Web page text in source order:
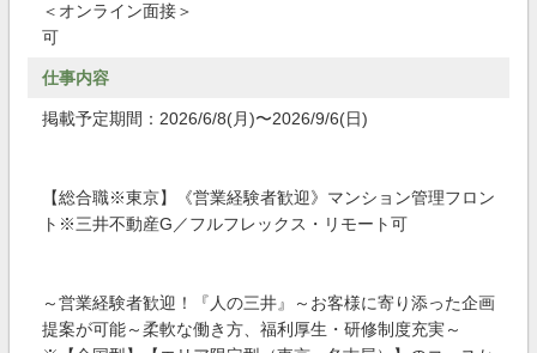
＜オンライン面接＞
可
仕事内容
掲載予定期間：2026/6/8(月)〜2026/9/6(日)
【総合職※東京】《営業経験者歓迎》マンション管理フロン
ト※三井不動産G／フルフレックス・リモート可
～営業経験者歓迎！『人の三井』～お客様に寄り添った企画
提案が可能～柔軟な働き方、福利厚生・研修制度充実～